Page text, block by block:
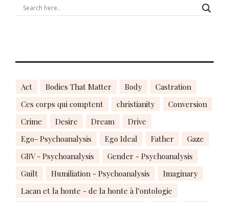
Act Bodies That Matter Body
Castration
Ces corps qui comptent
christianity
Conversion
Crime
Desire Dream
Drive
Ego- Psychoanalysis
Ego Ideal Father
Gaze
GBV - Psychoanalysis
Gender - Psychoanalysis
Guilt
Humiliation - Psychoanalysis
Imaginary
Lacan et la honte - de la honte à l'ontologie